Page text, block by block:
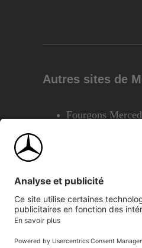
Autres sites de
Fourgons
©2026